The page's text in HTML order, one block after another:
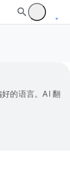
的语言。AI 翻